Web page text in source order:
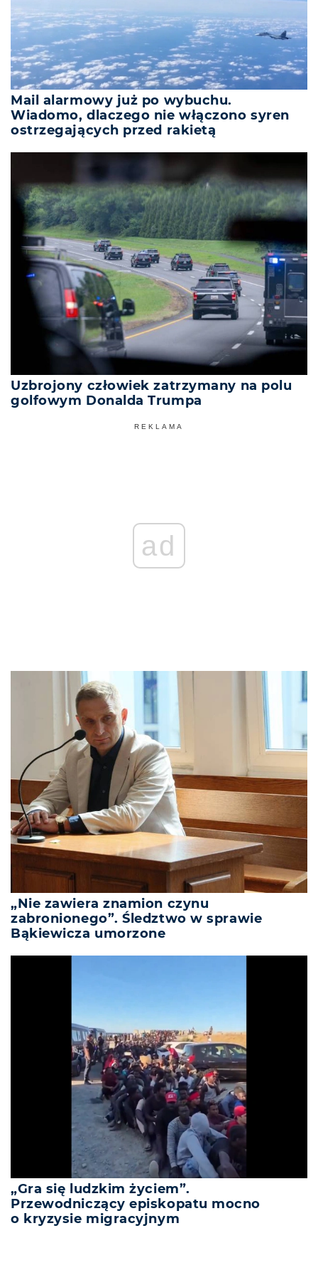
Mail alarmowy już po wybuchu.
Wiadomo, dlaczego nie włączono syren
ostrzegających przed rakietą
Uzbrojony człowiek zatrzymany na polu
golfowym Donalda Trumpa
REKLAMA
ad
„Nie zawiera znamion czynu
zabronionego”. Śledztwo w sprawie
Bąkiewicza umorzone
„Gra się ludzkim życiem”.
Przewodniczący episkopatu mocno
o kryzysie migracyjnym